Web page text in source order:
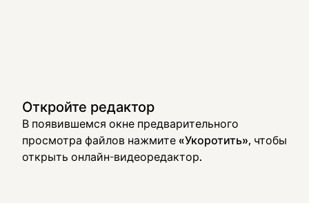
Откройте редактор
В появившемся окне предварительного
просмотра файлов нажмите «Укоротить», чтобы
открыть онлайн-видеоредактор.